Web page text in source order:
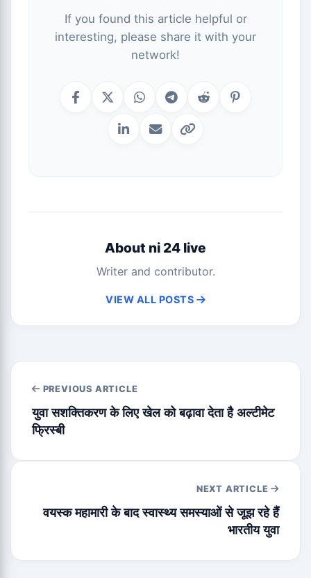
If you found this article helpful or
interesting, please share it with your
network!
About ni 24 live
Writer and contributor.
VIEW ALL POSTS
PREVIOUS ARTICLE
युवा सशक्तिकरण के लिए खेल को बढ़ावा देता है अल्टीमेट
फ्रिस्बी
NEXT ARTICLE
वयस्क महामारी के बाद स्वास्थ्य समस्याओं से जूझ रहे हैं
भारतीय युवा